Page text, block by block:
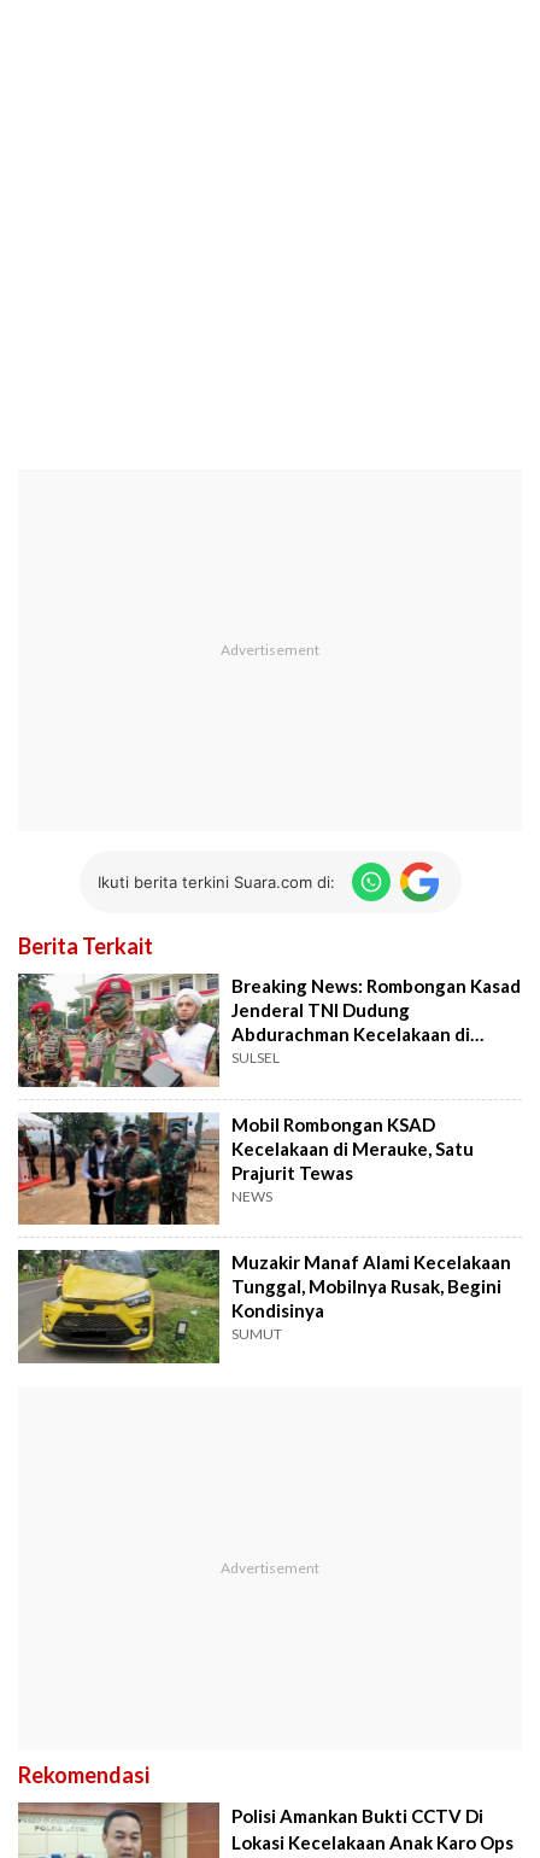
Ikuti berita terkini Suara.com di:
Berita Terkait
Breaking News: Rombongan Kasad
Jenderal TNI Dudung
Abdurachman Kecelakaan di
Papua
SULSEL
Mobil Rombongan KSAD
Kecelakaan di Merauke, Satu
Prajurit Tewas
NEWS
Muzakir Manaf Alami Kecelakaan
Tunggal, Mobilnya Rusak, Begini
Kondisinya
SUMUT
Rekomendasi
Polisi Amankan Bukti CCTV Di
Lokasi Kecelakaan Anak Karo Ops